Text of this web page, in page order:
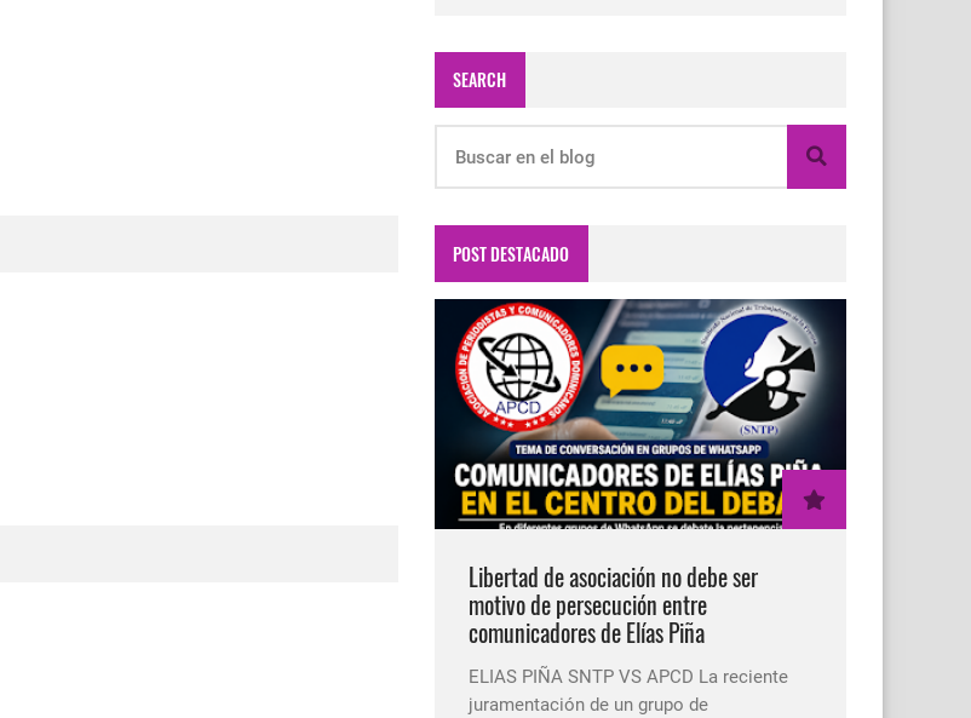
SEARCH
POST DESTACADO
Libertad de asociación no debe ser
motivo de persecución entre
comunicadores de Elías Piña
ELIAS PIÑA SNTP VS APCD La reciente
juramentación de un grupo de